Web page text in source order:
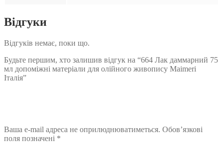
Відгуки
Відгуків немає, поки що.
Будьте першим, хто залишив відгук на “664 Лак даммарний 75
мл допоміжні матеріали для олійного живопису Maimeri
Італія”
Ваша e-mail адреса не оприлюднюватиметься. Обов’язкові
поля позначені *